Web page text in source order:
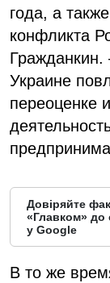
года, а
конфликта
Украине
переоценке
Довіряйте
«Главком» до
у Google
В то же